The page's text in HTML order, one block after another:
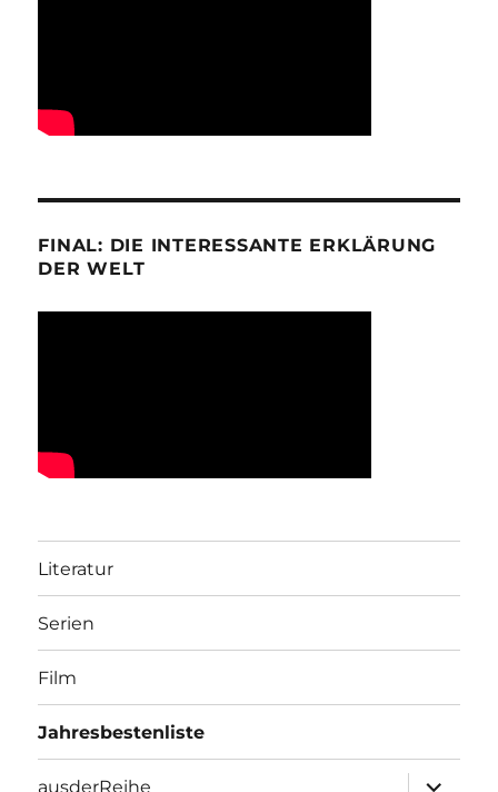
FINAL: DIE INTERESSANTE ERKLÄRUNG
DER WELT
Literatur
Serien
Film
Jahresbestenliste
ausderReihe